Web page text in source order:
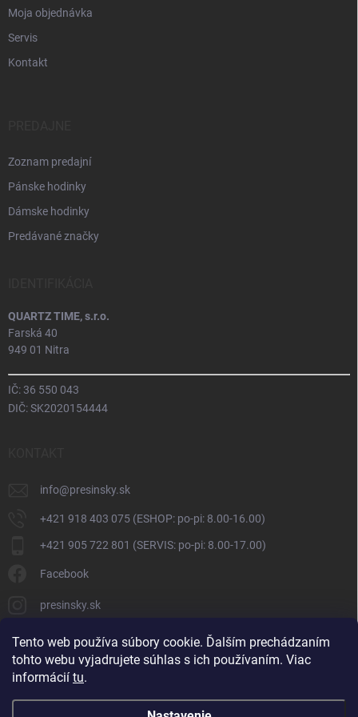
Tento web používa súbory cookie. Ďalším prechádzaním
tohto webu vyjadrujete súhlas s ich používaním. Viac
informácií tu.
Moja objednávka
Servis
Kontakt
Zoznam predajní
Pánske hodinky
Dámske hodinky
Predávané značky
QUARTZ TIME, s.r.o.
Farská 40
949 01 Nitra
IČ: 36 550 043
DIČ: SK2020154444
info@presinsky.sk
+421 918 403 075 (ESHOP: po-pi: 8.00-16.00)
+421 905 722 801 (SERVIS: po-pi: 8.00-17.00)
Facebook
presinsky.sk